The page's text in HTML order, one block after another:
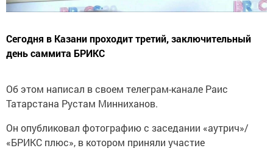
Сегодня в Казани проходит третий, заключительный
день саммита БРИКС
Об этом написал в своем телеграм-канале Раис
Татарстана Рустам Минниханов.
Он опубликовал фотографию с заседании «аутрич»/
«БРИКС плюс», в котором приняли участие